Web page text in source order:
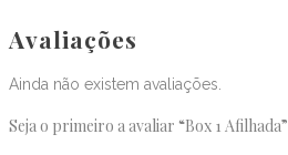
Avaliações
Ainda não existem avaliações.
Seja o primeiro a avaliar “Box 1 Afilhada”